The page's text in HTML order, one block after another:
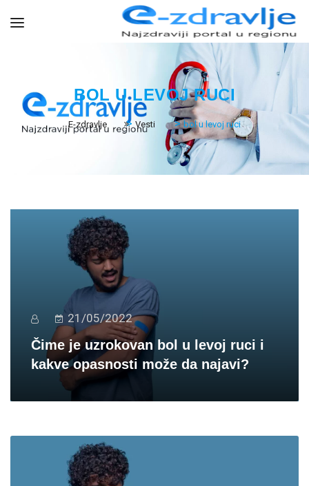
BOL U LEVOJ RUCI
E-zdravlje >Vesti >bol u levoj ruci
21/05/2022
Čime je uzrokovan bol u levoj ruci i
kakve opasnosti može da najavi?